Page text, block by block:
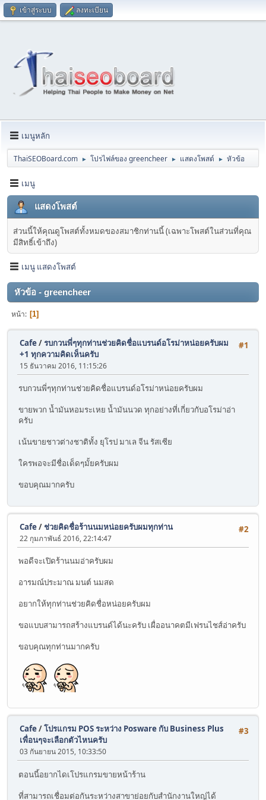
เข้าสู่ระบบ ลงทะเบียน
เมนูหลัก
ThaiSEOBoard.com ► โปรไฟล์ของ greencheer ► แสดงโพสต์ ► หัวข้อ
เมนู
แสดงโพสต์
ส่วนนี้ให้คุณดูโพสต์ทั้งหมดของสมาชิกท่านนี้ (เฉพาะโพสต์ในส่วนที่คุณ
มีสิทธิ์เข้าถึง)
เมนู แสดงโพสต์
หัวข้อ - greencheer
หน้า 1
#1
Cafe/รบกวนพี่ๆทุกท่านช่วยคิดชื่อแบรนด์อโรม่าหน่อยครับผม
+1 ทุกความคิดเห็นครับ
15 ธันวาคม 2016, 11:15:26
รบกวนพี่ๆทุกท่านช่วยคิดชื่อแบรนด์อโรม่าหน่อยครับผม
ขายพวก น้ำมันหอมระเหย น้ำมันนวด ทุกอย่างที่เกี่ยวกับอโรม่าอ่า
ครับ
เน้นขายชาวต่างชาติทั้ง ยุโรป มาเล จีน รัสเซีย
ใครพอจะมีชื่อเด็ดๆมั้ยครับผม
ขอบคุณมากครับ
#2
Cafe/ ช่วยคิดชื่อร้านนมหน่อยครับผมทุกท่าน
22 กุมภาพันธ์ 2016, 22:14:47
พอดีจะเปิดร้านนมอ่าครับผม
อารมณ์ประมาณ มนต์ นมสด
อยากให้ทุกท่านช่วยคิดชื่อหน่อยครับผม
ขอแบบสามารถสร้างแบรนด์ได้นะครับ เผื่ออนาคตมีเฟรนไชส์อ่าครับ
ขอบคุณทุกท่านมากครับ
#3
Cafe/โปรแกรม POS ระหว่าง Posware กับ Business Plus
เพื่อนๆจะเลือกตัวไหนครับ
03 กันยายน 2015, 10:33:50
ตอนนี้อยากไดเโปรแกรมขายหน้าร้าน
ที่สามารถเชื่อมต่อกันระหว่างสาขาย่อยกับสำนักงานใหญ่ได้